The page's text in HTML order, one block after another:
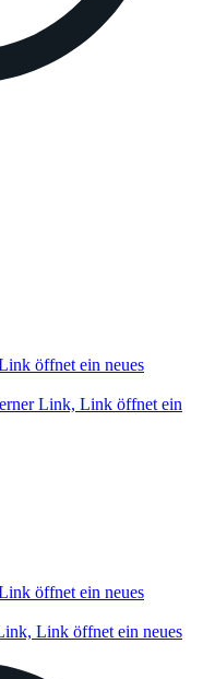
öffnet ein neues
Link, Link öffnet ein
öffnet ein neues
Link öffnet ein neues